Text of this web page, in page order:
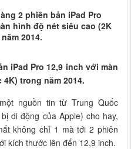
2 phiên bản iPad Pro
hình độ nét siêu cao (2K
2014.
iPad Pro 12,9 inch với màn
trong năm 2014.
nguồn tin từ Trung Quốc
di động của Apple) cho hay,
không chỉ 1 mà tới 2 phiên
kích thước lên đến 12,9 inch.